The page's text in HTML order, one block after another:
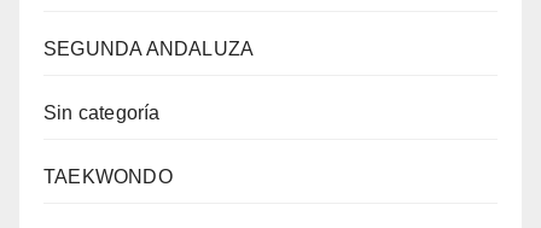
SEGUNDA ANDALUZA
Sin categoría
TAEKWONDO